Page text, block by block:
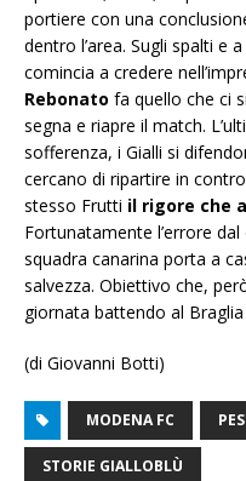
portiere con una
dentro l’area. Sugli spalti e
comincia a credere
Rebonato fa quello che ci
segna e riapre il match.
sofferenza, i Gialli si
cercano di ripartire in
stesso Frutti il rigore che
Fortunatamente l’errore
squadra canarina porta a
salvezza. Obiettivo che,
giornata battendo al
(di Giovanni Botti)
MODENA FC
STORIE GIALLOBLÙ